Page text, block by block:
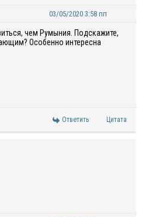
03/05/2020 3:58 пп
чем Румыния. Подскажите,
Особенно интересна
Ответить Цитата